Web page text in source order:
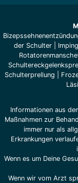
der Schulter|
Schulterprellung
Informationen aus
Maßnahmen zur
immer nur als
Erkrankungen
Wenn es um Deine
Wenn wir vom Arzt